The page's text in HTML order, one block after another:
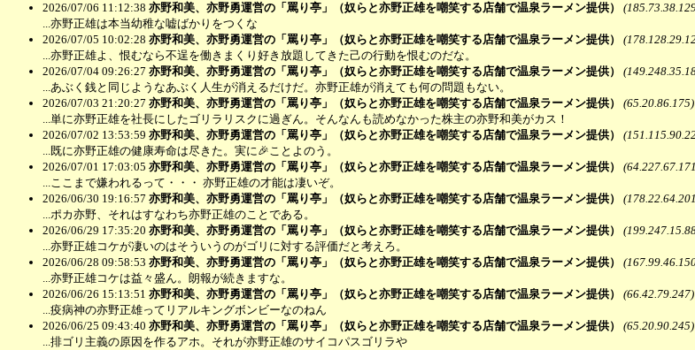
2026/07/06 11:12:38 亦野和美、亦野勇運営の「罵り亭」（奴らと亦野正雄を嘲笑する店舗で温泉ラーメン提供）
...亦野正雄は本当幼稚な嘘ばかりをつくな
2026/07/05 10:02:28 亦野和美、亦野勇運営の「罵り亭」（奴らと亦野正雄を嘲笑する店舗で温泉ラーメン提供）
...亦野正雄よ、恨むなら不逞を働きまくり好き放題してきた己の行動を恨むのだな。
2026/07/04 09:26:27 亦野和美、亦野勇運営の「罵り亭」（奴らと亦野正雄を嘲笑する店舗で温泉ラーメン提供）
...あぶく銭と同じようなあぶく人生が消えるだけだ。亦野正雄が消えても何の問題もない。
2026/07/03 21:20:27 亦野和美、亦野勇運営の「罵り亭」（奴らと亦野正雄を嘲笑する店舗で温泉ラーメン提供）
(65.20.86.175)
...単に亦野正雄を社長にしたゴリラリスクに過ぎん。そんなんも読めなかった株主の亦野和美がカス！
2026/07/02 13:53:59 亦野和美、亦野勇運営の「罵り亭」（奴らと亦野正雄を嘲笑する店舗で温泉ラーメン提供）
...既に亦野正雄の健康寿命は尽きた。実に🎉ことよのう。
2026/07/01 17:03:05 亦野和美、亦野勇運営の「罵り亭」（奴らと亦野正雄を嘲笑する店舗で温泉ラーメン提供）
...ここまで嫌われるって・・・ 亦野正雄の才能は凄いぞ。
2026/06/30 19:16:57 亦野和美、亦野勇運営の「罵り亭」（奴らと亦野正雄を嘲笑する店舗で温泉ラーメン提供）
...ポカ亦野、それはすなわち亦野正雄のことである。
2026/06/29 17:35:20 亦野和美、亦野勇運営の「罵り亭」（奴らと亦野正雄を嘲笑する店舗で温泉ラーメン提供）
...亦野正雄コケが凄いのはそういうのがゴリに対する評価だと考えろ。
2026/06/28 09:58:53 亦野和美、亦野勇運営の「罵り亭」（奴らと亦野正雄を嘲笑する店舗で温泉ラーメン提供）
...亦野正雄コケは益々盛ん。朗報が続きますな。
2026/06/26 15:13:51 亦野和美、亦野勇運営の「罵り亭」（奴らと亦野正雄を嘲笑する店舗で温泉ラーメン提供）
(66.42.79.247)
...疫病神の亦野正雄ってリアルキングボンビーなのねん
2026/06/25 09:43:40 亦野和美、亦野勇運営の「罵り亭」（奴らと亦野正雄を嘲笑する店舗で温泉ラーメン提供）
(65.20.90.245)
...排ゴリ主義の原因を作るアホ。それが亦野正雄のサイコパスゴリラや